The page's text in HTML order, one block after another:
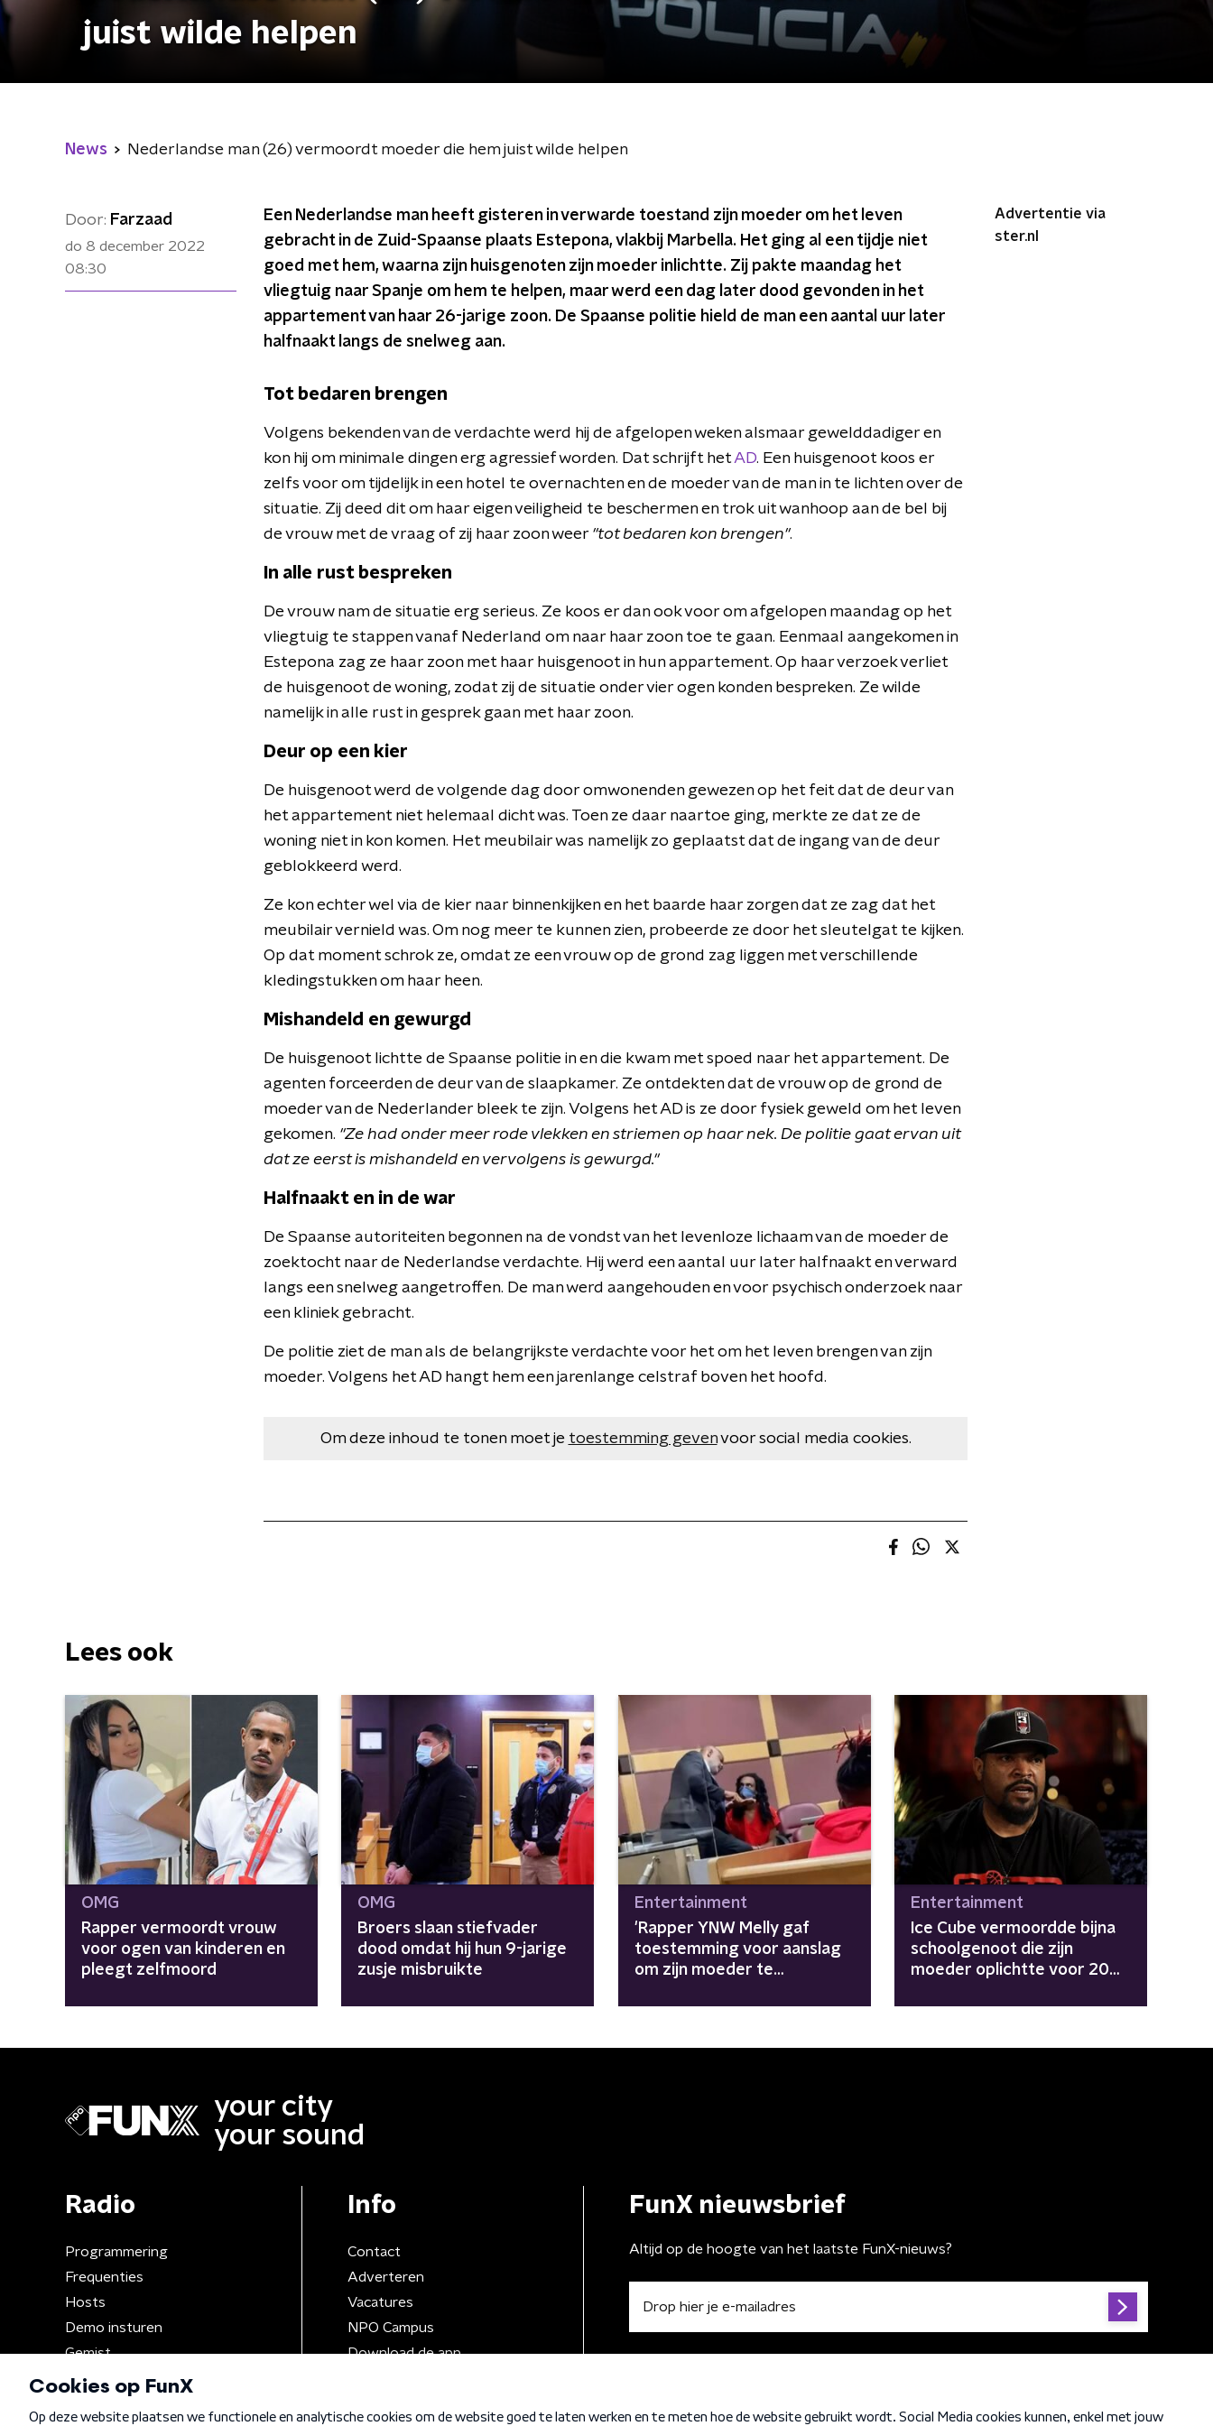
juist wilde helpen
News Nederlandse man (26) vermoordt moeder die hem juist wilde helpen
Door: Farzaad
do 8 december 2022
08:30
Een Nederlandse man heeft gisteren in verwarde toestand zijn moeder om het leven
gebracht in de Zuid-Spaanse plaats Estepona, vlakbij Marbella. Het ging al een tijdje niet
goed met hem, waarna zijn huisgenoten zijn moeder inlichtte. Zij pakte maandag het
vliegtuig naar Spanje om hem te helpen, maar werd een dag later dood gevonden in het
appartement van haar 26-jarige zoon. De Spaanse politie hield de man een aantal uur later
halfnaakt langs de snelweg aan.
Tot bedaren brengen
Volgens bekenden van de verdachte werd hij de afgelopen weken alsmaar gewelddadiger en
kon hij om minimale dingen erg agressief worden. Dat schrijft hetAD. Een huisgenoot koos er
zelfs voor om tijdelijk in een hotel te overnachten en de moeder van de man in te lichten over de
situatie. Zij deed dit om haar eigen veiligheid te beschermen en trok uit wanhoop aan de bel bij
de vrouw met de vraag of zij haar zoon weer "tot bedaren kon brengen".
In alle rust bespreken
De vrouw nam de situatie erg serieus. Ze koos er dan ook voor om afgelopen maandag op het
vliegtuig te stappen vanaf Nederland om naar haar zoon toe te gaan. Eenmaal aangekomen in
Estepona zag ze haar zoon met haar huisgenoot in hun appartement. Op haar verzoek verliet
de huisgenoot de woning, zodat zij de situatie onder vier ogen konden bespreken. Ze wilde
namelijk in alle rust in gesprek gaan met haar zoon.
Deur op een kier
De huisgenoot werd de volgende dag door omwonenden gewezen op het feit dat de deur van
het appartement niet helemaal dicht was. Toen ze daar naartoe ging, merkte ze dat ze de
woning niet in kon komen. Het meubilair was namelijk zo geplaatst dat de ingang van de deur
geblokkeerd werd.
Ze kon echter wel via de kier naar binnenkijken en het baarde haar zorgen dat ze zag dat het
meubilair vernield was. Om nog meer te kunnen zien, probeerde ze door het sleutelgat te kijken.
Op dat moment schrok ze, omdat ze een vrouw op de grond zag liggen met verschillende
kledingstukken om haar heen.
Mishandeld en gewurgd
De huisgenoot lichtte de Spaanse politie in en die kwam met spoed naar het appartement. De
agenten forceerden de deur van de slaapkamer. Ze ontdekten dat de vrouw op de grond de
moeder van de Nederlander bleek te zijn. Volgens het AD is ze door fysiek geweld om het leven
gekomen. "Ze had onder meer rode vlekken en striemen op haar nek. De politie gaat ervan uit
dat ze eerst is mishandeld en vervolgens is gewurgd."
Halfnaakt en in de war
De Spaanse autoriteiten begonnen na de vondst van het levenloze lichaam van de moeder de
zoektocht naar de Nederlandse verdachte. Hij werd een aantal uur later halfnaakt en verward
langs een snelweg aangetroffen. De man werd aangehouden en voor psychisch onderzoek naar
een kliniek gebracht.
De politie ziet de man als de belangrijkste verdachte voor het om het leven brengen van zijn
moeder. Volgens het AD hangt hem een jarenlange celstraf boven het hoofd.
Om deze inhoud te tonen moet je toestemming gevenvoor social media cookies.
Advertentie via
ster.nl
Lees ook
OMG
Rapper vermoordt vrouw
voor ogen van kinderen en
pleegt zelfmoord
OMG
Broers slaan stiefvader
dood omdat hij hun 9-jarige
zusje misbruikte
Entertainment
'Rapper YNW Melly gaf
toestemming voor aanslag
om zijn moeder te
Entertainment
Ice Cube vermoordde bijna
schoolgenoot die zijn
moeder oplichtte voor 20
your city
your sound
Radio
Programmering
Frequenties
Hosts
Demo insturen
Gemist
Info
Contact
Adverteren
Vacatures
NPO Campus
Download de app
FunX nieuwsbrief
Altijd op de hoogte van het laatste FunX-nieuws?